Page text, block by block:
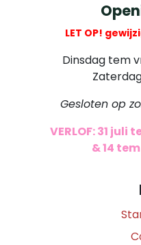
LET OP!
Dinsdag tem
Gesloten op
VERLOF: 31 juli
& 14